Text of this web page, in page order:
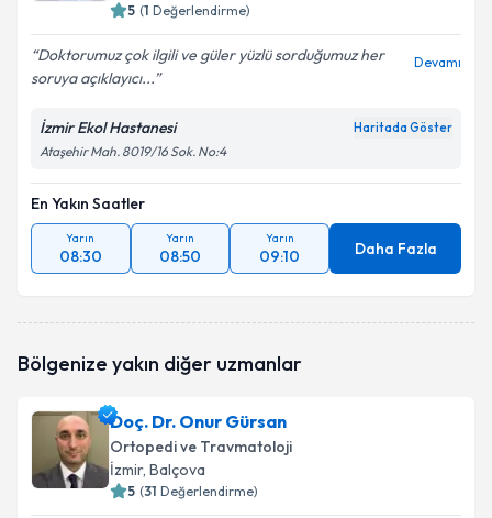
5 (1 Değerlendirme)
Doktorumuz çok ilgili ve güler yüzlü sorduğumuz her
soruya açıklayıcı...
Devamı
İzmir Ekol Hastanesi Haritada Göster
Ataşehir Mah. 8019/16 Sok. No:4
En Yakın Saatler
Yarın
08:30
Yarın
08:50
Yarın
09:10 Daha Fazla
Bölgenize yakın diğer uzmanlar
Doç. Dr. Onur Gürsan
Ortopedi ve Travmatoloji
İzmir, Balçova
5 (31 Değerlendirme)